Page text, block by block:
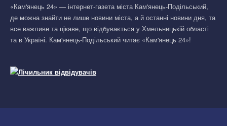
«Кам'янець 24» — інтернет-газета міста Кам'янець-Подільський,
де можна знайти не лише новини міста, а й останні новини дня, та
все важливе та цікаве, що відбувається у Хмельницькій області
та в Україні. Кам'янець-Подільський читає «Кам'янець 24»!